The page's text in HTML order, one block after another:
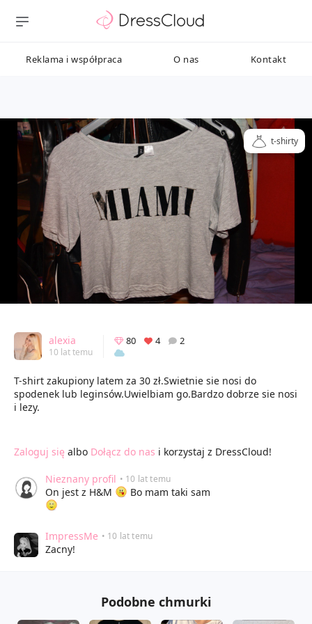
Reklama i współpraca O nas Kontakt
t-shirty
alexia
10 lat temu
80 4 2
T-shirt zakupiony latem za 30 zł.Swietnie sie nosi do
spodenek lub leginsów.Uwielbiam go.Bardzo dobrze sie nosi
i lezy.
Zaloguj się albo Dołącz do nas i korzystaj z DressCloud!
Nieznany profil • 10 lat temu
On jest z H&M Bo mam taki sam
ImpressMe • 10 lat temu
Zacny!
Podobne chmurki